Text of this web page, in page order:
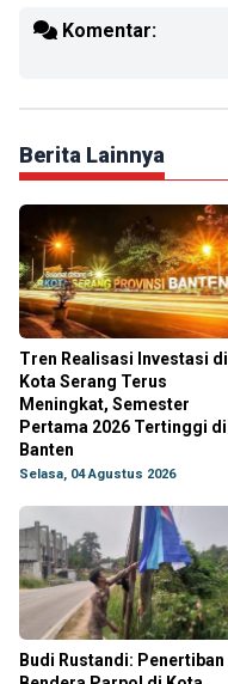
Komentar:
Berita Lainnya
Tren Realisasi Investasi di
Kota Serang Terus
Meningkat, Semester
Pertama 2026 Tertinggi di
Banten
Selasa, 04 Agustus 2026
Budi Rustandi: Penertiban